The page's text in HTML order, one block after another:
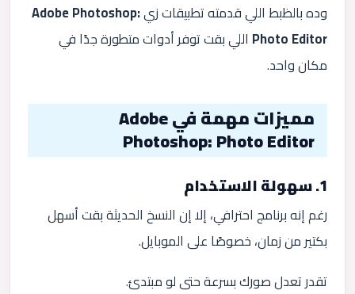
وده بالظبط اللي قدمته تطبيقات زيAdobe Photoshop:
Photo Editor اللي بقت توفر أدوات متطورة جدًا في
مكان واحد.
مميزات مهمة في Adobe
Photoshop: Photo Editor
1. سهولة الاستخدام
رغم إنه برنامج احترافي، إلا إن النسخ الحديثة بقت أسهل
بكتير من زمان، خصوصًا على الموبايل.
تقدر تعدل صورك بسرعة حتى لو مبتدئ.